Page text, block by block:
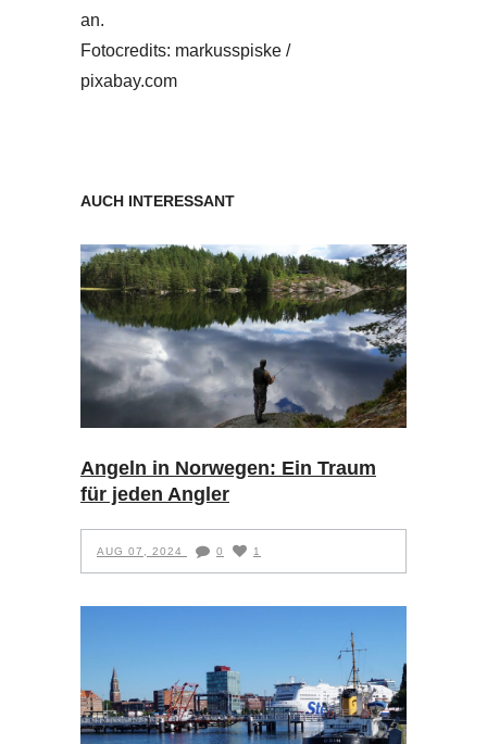
an.
Fotocredits: markusspiske /
pixabay.com
AUCH INTERESSANT
Angeln in Norwegen: Ein Traum
für jeden Angler
AUG 07, 2024 0 1